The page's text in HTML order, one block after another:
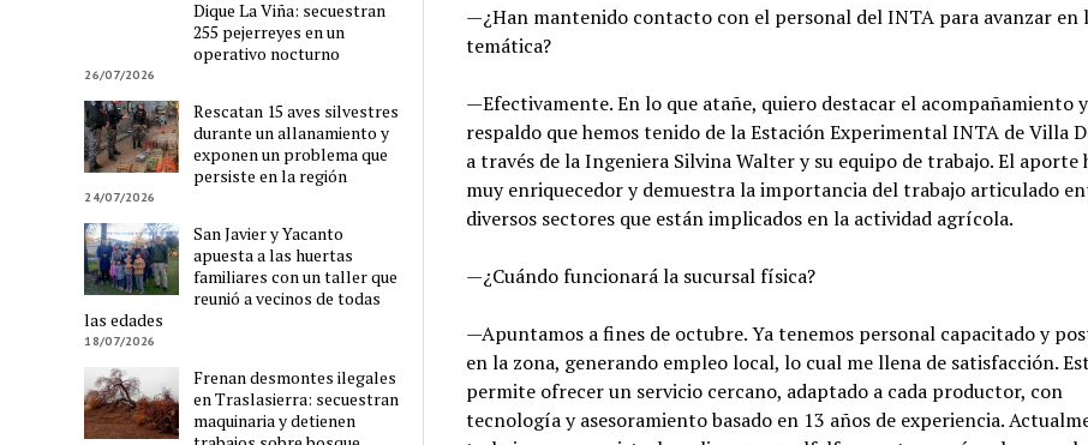
Dique La Viña: secuestran
255 pejerreyes en un
operativo nocturno
26/07/2026
Rescatan 15 aves silvestres
durante un allanamiento y
exponen un problema que
persiste en la región
24/07/2026
San Javier y Yacanto
apuesta a las huertas
familiares con un taller que
reunió a vecinos de todas
las edades
18/07/2026
Frenan desmontes ilegales
en Traslasierra: secuestran
maquinaria y detienen
—¿Han mantenido contacto con el personal del INTA para avanzar en
temática?
—Efectivamente. En lo que atañe, quiero destacar el acompañamiento y
respaldo que hemos tenido de la Estación Experimental INTA de Villa
a través de la Ingeniera Silvina Walter y su equipo de trabajo. El aporte
muy enriquecedor y demuestra la importancia del trabajo articulado
diversos sectores que están implicados en la actividad agrícola.
—¿Cuándo funcionará la sucursal física?
—Apuntamos a fines de octubre. Ya tenemos personal capacitado y
en la zona, generando empleo local, lo cual me llena de satisfacción.
permite ofrecer un servicio cercano, adaptado a cada productor, con
tecnología y asesoramiento basado en 13 años de experiencia.